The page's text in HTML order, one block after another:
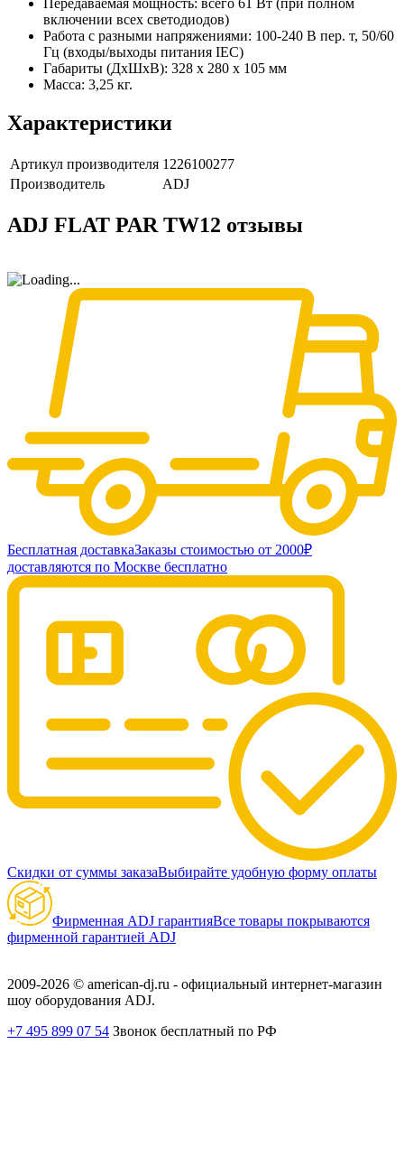
Передаваемая мощность: всего 61 Вт (при полном
включении всех светодиодов)
Работа с разными напряжениями: 100-240 В пер. т, 50/60
Гц (входы/выходы питания IEC)
Габариты (ДxШxВ): 328 x 280 x 105 мм
Масса: 3,25 кг.
Характеристики
Артикул производителя 1226100277
Производитель
ADJ
ADJ FLAT PAR TW12 отзывы
Бесплатная доставкаЗаказы стоимостью от 2000₽
доставляются по Москве бесплатно
Скидки от суммы заказаВыбирайте удобную форму оплаты
Фирменная ADJ гарантияВсе товары покрываются
фирменной гарантией ADJ
2009-2026 © american-dj.ru - официальный интернет-магазин
шоу оборудования ADJ.
+7 495 899 07 54 Звонок бесплатный по РФ